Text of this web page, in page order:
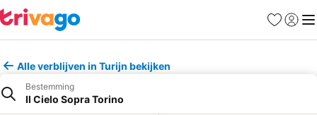
Favorieten
Alle verblijven in Turijn bekijken
Bestemming
Il Cielo Sopra Torino